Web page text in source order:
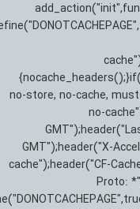
no-store, no-cache,
no-
GMT");header("X-
cache");header("CF-
Proto: